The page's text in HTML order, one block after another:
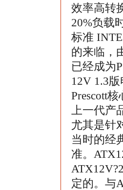
效率高转
20%负载
标准
的来临，
已经成为
12V 1.3
Prescott
上一代产
尤其是针
当时的经
准。
定的。与